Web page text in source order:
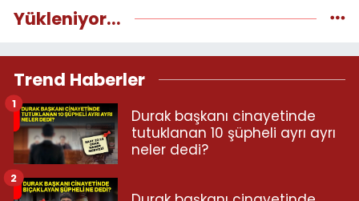
Yükleniyor...
Trend Haberler
Durak başkanı cinayetinde
tutuklanan 10 şüpheli ayrı ayrı
neler dedi?
1
2